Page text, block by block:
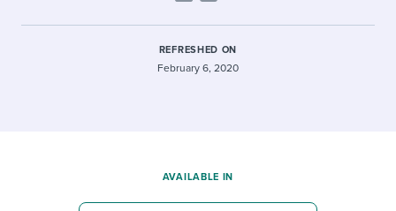
REFRESHED ON
February 6, 2020
AVAILABLE IN